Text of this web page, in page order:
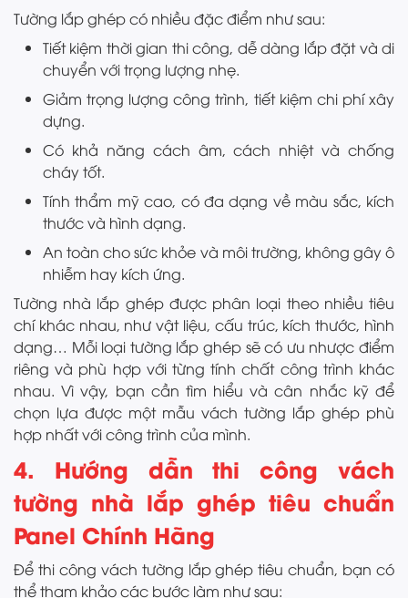
Tường lắp ghép có nhiều đặc điểm như sau:
Tiết kiệm thời gian thi công, dễ dàng lắp đặt và di
chuyển với trọng lượng nhẹ.
Giảm trọng lượng công trình, tiết kiệm chi phí xây
dựng.
Có khả năng cách âm, cách nhiệt và chống
cháy tốt.
Tính thẩm mỹ cao, có đa dạng về màu sắc, kích
thước và hình dạng.
An toàn cho sức khỏe và môi trường, không gây ô
nhiễm hay kích ứng.
Tường nhà lắp ghép được phân loại theo nhiều tiêu
chí khác nhau, như vật liệu, cấu trúc, kích thước, hình
dạng… Mỗi loại tường lắp ghép sẽ có ưu nhược điểm
riêng và phù hợp với từng tính chất công trình khác
nhau. Vì vậy, bạn cần tìm hiểu và cân nhắc kỹ để
chọn lựa được một mẫu vách tường lắp ghép phù
hợp nhất với công trình của mình.
4. Hướng dẫn thi công vách
tường nhà lắp ghép tiêu chuẩn
Panel Chính Hãng
Để thi công vách tường lắp ghép tiêu chuẩn, bạn có
thể tham khảo các bước làm như sau: